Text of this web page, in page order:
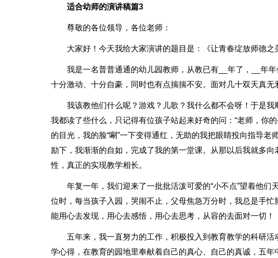
适合幼师的演讲稿篇3
尊敬的各位领导，各位老师：
大家好！今天我给大家演讲的题目是：《让青春绽放师德之
我是一名普普通通的幼儿园教师，从教已有__年了，__年
十分激动、十分自豪，同时也有点揣揣不安。面对几十双天真
我该教他们什么呢？游戏？儿歌？我什么都不会呀！于是
我都读了些什么，只记得有位孩子站起来好奇的问：“老师，你
的目光，我的脸“唰”一下变得通红，无助的我把眼睛投向指导
励下，我渐渐的自如，完成了我的第一堂课。从那以后我就多
性，真正的实现教学相长。
年复一年，我们迎来了一批批活泼可爱的“小不点”望着他
位时，每当孩子入园，哭闹不止，父母焦急万分时，我总是手
能用心去发现，用心去感悟，用心去思考，从容的去面对一切！
五年来，我一直努力的工作，积极投入到教育教学的科研
学心得，在教育的园地里奉献着自己的真心、自己的真诚，五